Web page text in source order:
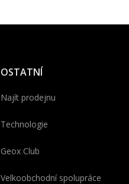
OSTATNÍ
Najít prodejnu
Technologie
Geox Club
Velkoobchodní spolupráce